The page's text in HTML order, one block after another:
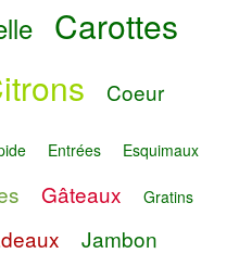
Carottes
Coeur
Entrées Esquimaux
Gâteaux Gratins
Jambon